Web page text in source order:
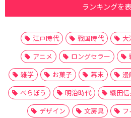
ランキングを
江戸時代 戦国時代 大
アニメ
ロングセラー
雑学
お菓子 幕末 漫
べらぼう
明治時代 織田
デザイン
文房具 フ